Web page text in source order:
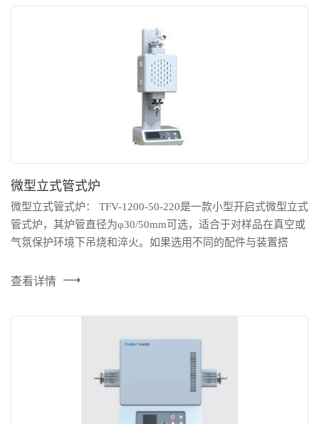
形尺寸：460*40...
微型立式管式炉
微型立式管式炉： TFV-1200-50-220是一款小型开启式微型立式
管式炉，其炉管直径为φ30/50mm可选，适合于对样品在真空或
气氛保护环境下吊烧和淬火。如果选用不同的配件与装置搭
粉末表面沉积的CVD实验，此时，在高纯石英炉管内部嵌有石
体从炉管下端法兰处通入，通过砂芯层使样品颗粒在气流的带
查看详情